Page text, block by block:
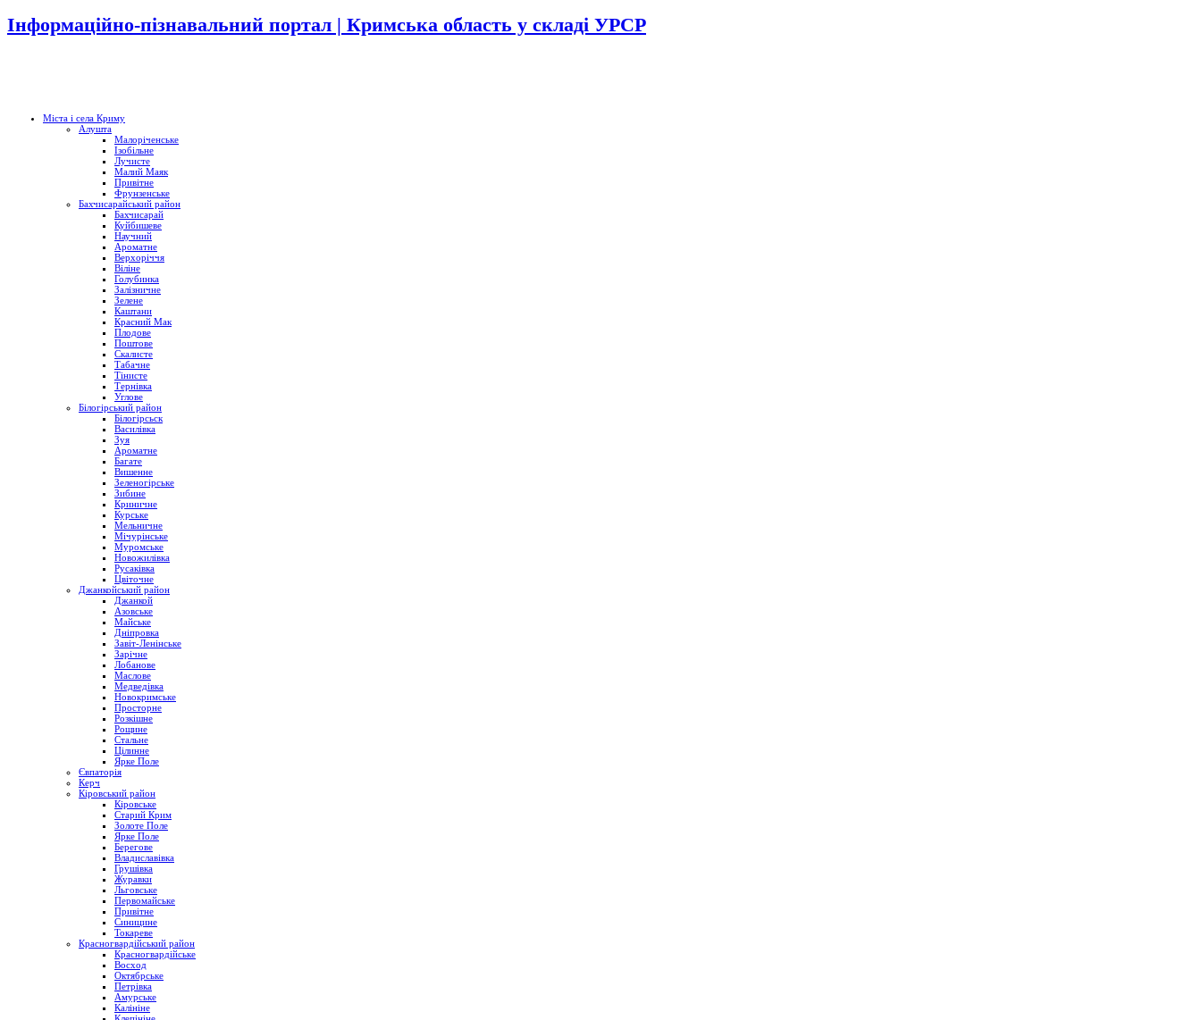
Інформаційно-пізнавальний портал | Кримська область у складі УРСР
Міста і села Криму
Алушта
Малоріченське
Ізобільне
Лучисте
Малий Маяк
Привітне
Фрунзенське
Бахчисарайський район
Бахчисарай
Куйбишеве
Научний
Ароматне
Верхоріччя
Віліне
Голубинка
Залізничне
Зелене
Каштани
Красний Мак
Плодове
Поштове
Скалисте
Табачне
Тінисте
Тернівка
Углове
Білогірський район
Білогірсьск
Василівка
Зуя
Ароматне
Багате
Вишенне
Зеленогірське
Зибине
Криничне
Курське
Мельничне
Мічурінське
Муромське
Новожилівка
Русаківка
Цвіточне
Джанкойський район
Джанкой
Азовське
Майське
Дніпровка
Завіт-Ленінське
Зарічне
Лобанове
Маслове
Медведівка
Новокримське
Просторне
Розкішне
Рощине
Стальне
Цілинне
Ярке Поле
Євпаторія
Керч
Кіровський район
Кіровське
Старий Крим
Золоте Поле
Ярке Поле
Берегове
Владиславівка
Грушівка
Журавки
Льговське
Первомайське
Привітне
Синицине
Токареве
Красногвардійський район
Красногвардійське
Восход
Октябрське
Петрівка
Амурське
Калініне